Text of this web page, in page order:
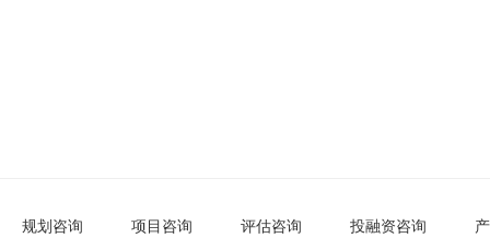
规划咨询 项目咨询 评估咨询 投融资咨询